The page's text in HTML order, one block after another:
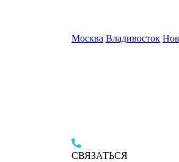
Москва Владивосток
СВЯЗАТЬСЯ